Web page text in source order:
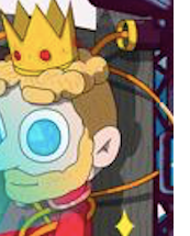
победу
Буренков,
Creative
Алиса